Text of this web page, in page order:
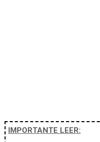
IMPORTANTE LEER: